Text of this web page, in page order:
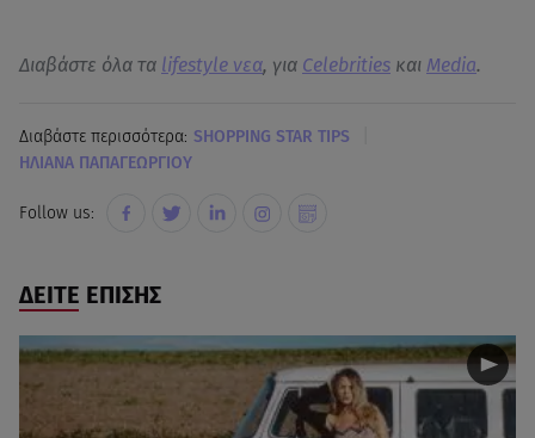
Διαβάστε όλα τα lifestyle νεα, για Celebrities και Media.
Διαβάστε περισσότερα: SHOPPING STAR TIPS
ΗΛΙΑΝΑ ΠΑΠΑΓΕΩΡΓΙΟΥ
Follow us:
ΔΕΙΤΕ ΕΠΙΣΗΣ